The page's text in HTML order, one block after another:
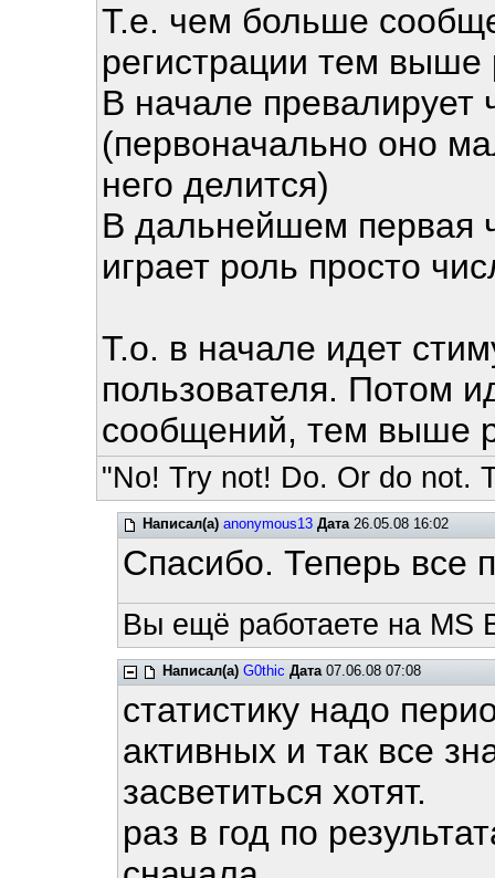
Т.е. чем больше
регистрации тем выше
В начале превалирует
(первоначально оно
него делится)
В дальнейшем первая
играет роль просто
Т.о. в начале идет
пользователя. Потом
сообщений, тем выше
"No! Try not! Do. Or do not.
Написал(а) anonymous13 Дата26.05.08 16:02
Спасибо. Теперь все
Вы ещё работаете на MS
Написал(а) G0thic Дата07.06.08 07:08
статистику надо
активных и так все
засветиться хотят.
раз в год по